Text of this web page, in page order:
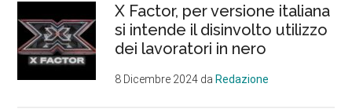
X Factor, per versione italiana
si intende il disinvolto utilizzo
dei lavoratori in nero
8 Dicembre 2024 daRedazione